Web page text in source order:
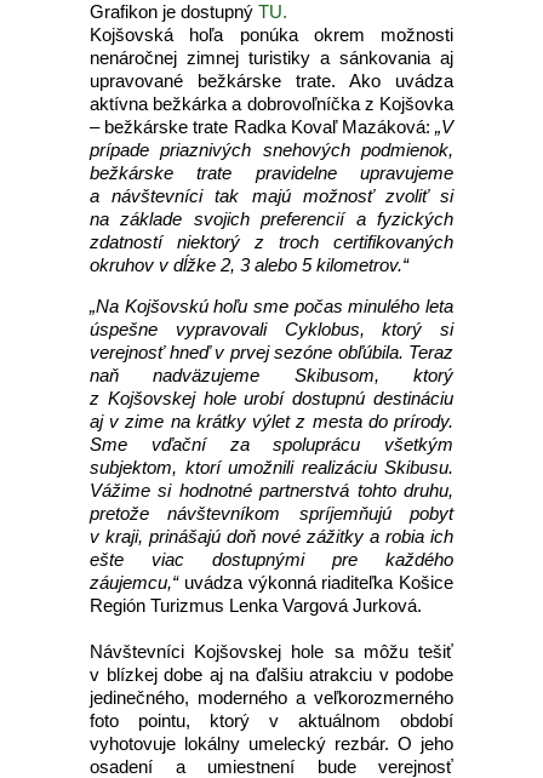
Grafikon je dostupný TU.
Kojšovská hoľa ponúka okrem možnosti
nenáročnej zimnej turistiky a sánkovania aj
upravované bežkárske trate. Ako uvádza
aktívna bežkárka a dobrovoľníčka z Kojšovka
– bežkárske trate Radka Kovaľ Mazáková: „V
prípade priaznivých snehových podmienok,
bežkárske trate pravidelne upravujeme
a návštevníci tak majú možnosť zvoliť si
na základe svojich preferencií a fyzických
zdatností niektorý z troch certifikovaných
okruhov v dĺžke 2, 3 alebo 5 kilometrov.“
„Na Kojšovskú hoľu sme počas minulého leta
úspešne vypravovali Cyklobus, ktorý si
verejnosť hneď v prvej sezóne obľúbila. Teraz
naň nadväzujeme Skibusom, ktorý
z Kojšovskej hole urobí dostupnú destináciu
aj v zime na krátky výlet z mesta do prírody.
Sme vďační za spoluprácu všetkým
subjektom, ktorí umožnili realizáciu Skibusu.
Vážime si hodnotné partnerstvá tohto druhu,
pretože návštevníkom spríjemňujú pobyt
v kraji, prinášajú doň nové zážitky a robia ich
ešte viac dostupnými pre každého
záujemcu,“uvádza výkonná riaditeľka Košice
Región Turizmus Lenka Vargová Jurková.
Návštevníci Kojšovskej hole sa môžu tešiť
v blízkej dobe aj na ďalšiu atrakciu v podobe
jedinečného, moderného a veľkorozmerného
foto pointu, ktorý v aktuálnom období
vyhotovuje lokálny umelecký rezbár. O jeho
osadení a umiestnení bude verejnosť